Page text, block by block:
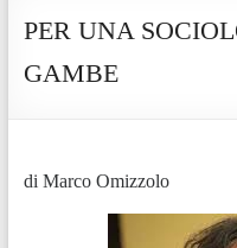
PER UNA
GAMBE
di Marco Omizzolo